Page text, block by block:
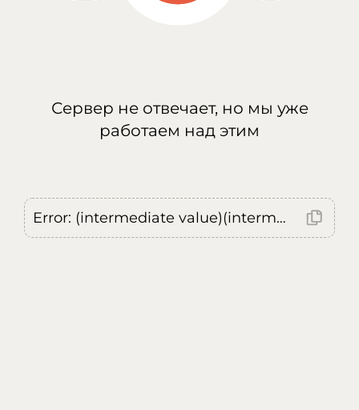
Сервер не отвечает, но мы уже
работаем над этим
Error: (intermediate value)(intermediate value)(intermediate value).replaceAll is not a function